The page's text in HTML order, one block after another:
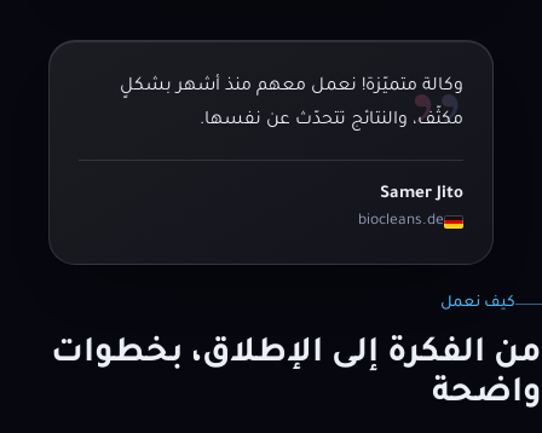
”
وكالة متميّزة! نعمل معهم منذ أشهر بشكلٍ
مكثّف، والنتائج تتحدّث عن نفسها.
Samer Jito
biocleans.de
كيف نعمل
من الفكرة إلى الإطلاق، بخطوات
واضحة